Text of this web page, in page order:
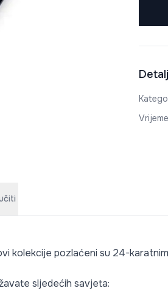
kolekcije pozlaćeni su 24-
sljedećih savjeta: